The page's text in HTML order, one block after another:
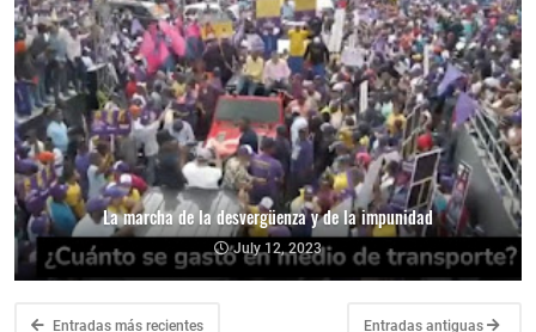
La marcha de la desvergüenza y de la impunidad
July 12, 2023
Entradas más recientes Entradas antiguas